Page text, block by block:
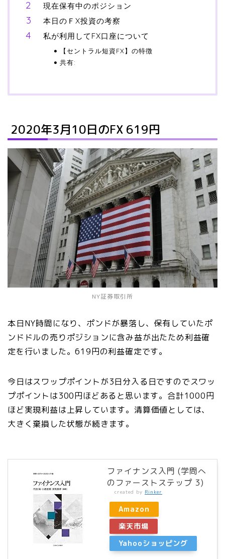
現在保有中のポジション
本日のＦX投資の考察
私が利用してFX口座について
【セントラル短資FX】の特徴
共有:
2020年3月10日のFX 619円
NY証券取引所
本日NY時間になり、ポンドが暴落し、保有していたポ
ンドドルの売りポジションに含み益が出たため利益確
定を行いました。619円の利益確定です。
今日はスワップポイントが3日分入る日ですのでスワッ
プポイントは300円ほどあると思います。合計1000円
ほど実現利益は上昇しています。清算価値としては、
大きく棄損した状態が続きます。
ファイナンス入門 (学問へ
のファーストステップ 3)
created by Rinker
Amazon
楽天市場
Yahooショッピング